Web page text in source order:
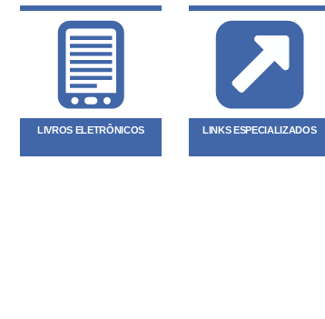
LIVROS ELETRÔNICOS LINKS ESPECIALIZADOS